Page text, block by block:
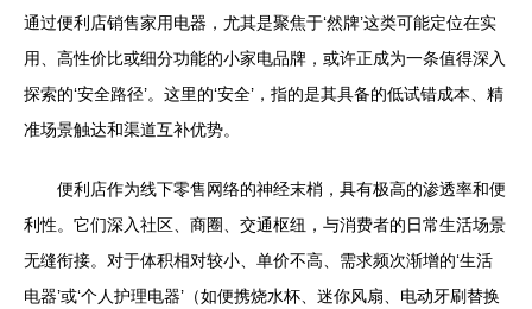
通过便利店销售家用电器，尤其是聚焦于‘然牌’这类可能定位在实
用、高性价比或细分功能的小家电品牌，或许正成为一条值得深入
探索的‘安全路径’。这里的‘安全’，指的是其具备的低试错成本、精
准场景触达和渠道互补优势。
便利店作为线下零售网络的神经末梢，具有极高的渗透率和便
利性。它们深入社区、商圈、交通枢纽，与消费者的日常生活场景
无缝衔接。对于体积相对较小、单价不高、需求频次渐增的‘生活
电器’或‘个人护理电器’（如便携烧水杯、迷你风扇、电动牙刷替换